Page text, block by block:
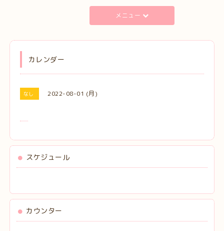
メニュー
カレンダー
なし 2022-08-01 (月)
スケジュール
カウンター